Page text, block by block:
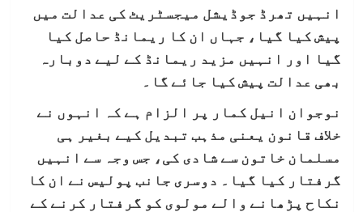
انہیں تھرڈ جوڈیشل میجسٹریٹ کی عدالت میں
پیش کیا گیا، جہاں ان کا ریمانڈ حاصل کیا
گیا اور انہیں مزید ریمانڈ کے لیے دوبارہ
بھی عدالت پیش کیا جائے گا۔
نوجوان انیل کمار پر الزام ہے کہ انہوں نے
خلاف قانون یعنی مذہب تبدیل کیے بغیر ہی
مسلمان خاتون سے شادی کی، جس وجہ سے انہیں
گرفتار کیا گیا۔ دوسری جانب پولیس نے ان کا
نکاح پڑھانے والے مولوی کو گرفتار کرنے کے